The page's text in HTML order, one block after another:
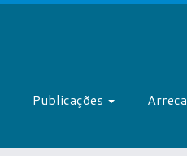
Publicações